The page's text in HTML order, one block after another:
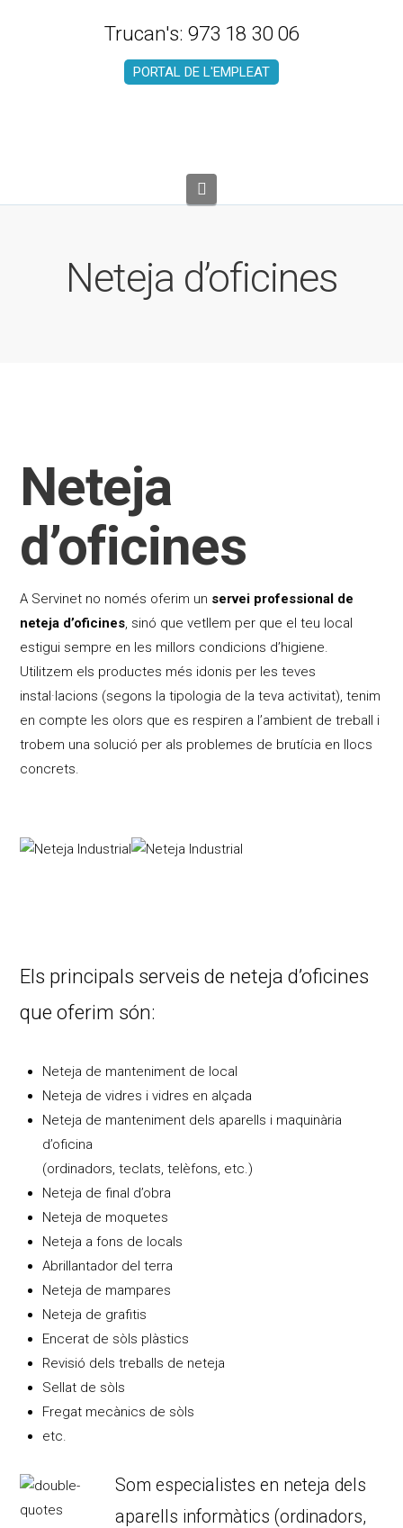
Trucan's: 973 18 30 06
PORTAL DE L'EMPLEAT
Neteja d’oficines
Neteja
d’oficines
A Servinet no només oferim un servei professional de
neteja d’oficines, sinó que vetllem per que el teu local
estigui sempre en les millors condicions d’higiene.
Utilitzem els productes més idonis per les teves
instal·lacions (segons la tipologia de la teva activitat), tenim
en compte les olors que es respiren a l’ambient de treball i
trobem una solució per als problemes de brutícia en llocs
concrets.
Els principals serveis de neteja d’oficines
que oferim són:
Neteja de manteniment de local
Neteja de vidres i vidres en alçada
Neteja de manteniment dels aparells i maquinària
d’oficina
(ordinadors, teclats, telèfons, etc.)
Neteja de final d’obra
Neteja de moquetes
Neteja a fons de locals
Abrillantador del terra
Neteja de mampares
Neteja de grafitis
Encerat de sòls plàstics
Revisió dels treballs de neteja
Sellat de sòls
Fregat mecànics de sòls
etc.
Som especialistes en neteja dels
aparells informàtics (ordinadors,